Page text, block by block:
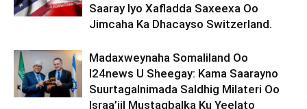
Saaray Iyo Xafladda Saxeexa Oo
Jimcaha Ka Dhacayso Switzerland.
Madaxweynaha Somaliland Oo
I24news U Sheegay: Kama Saarayno
Suurtagalnimada Saldhig Milateri Oo
Israa’iil Mustaqbalka Ku Yeelato